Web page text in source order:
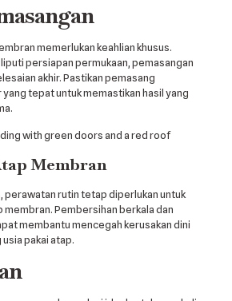
memerlukan keahlian khusus.
persiapan permukaan, pemasangan
akhir. Pastikan pemasang
tepat untuk memastikan hasil yang
Membran
perawatan rutin tetap diperlukan untuk
membran. Pembersihan berkala dan
membantu mencegah kerusakan dini
pakai atap.